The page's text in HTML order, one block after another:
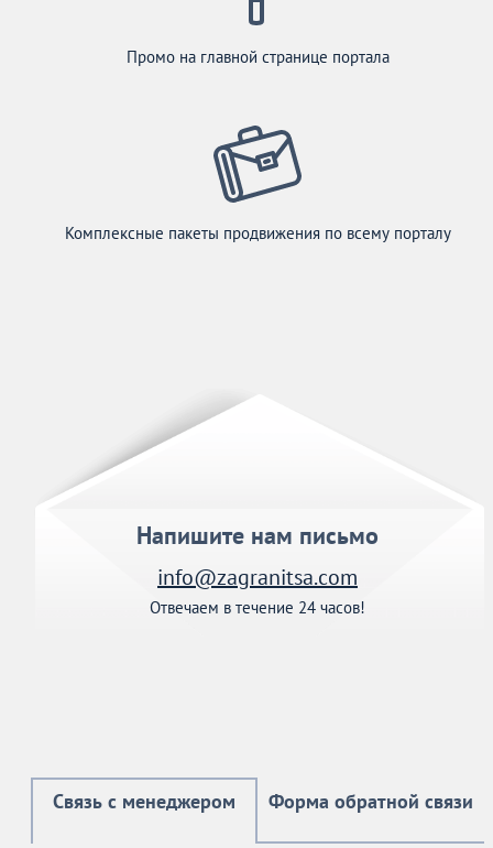
Промо на главной странице портала
Комплексные пакеты продвижения по всему порталу
Напишите нам письмо
info@zagranitsa.com
Отвечаем в течение 24 часов!
Связь с менеджером Форма обратной связи